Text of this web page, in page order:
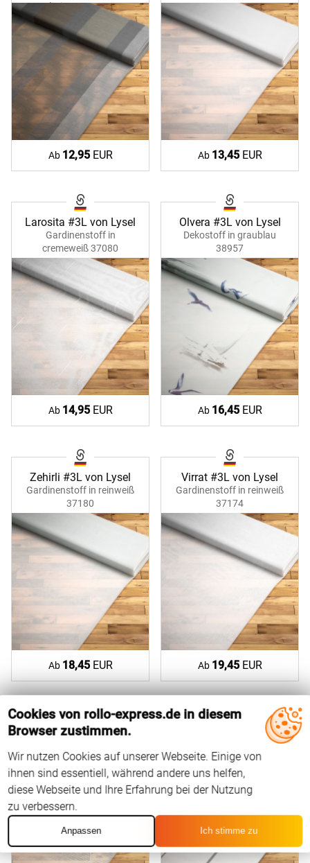
platingrau 37185
Ab 12,95EUR Ab 13,45EUR
Larosita #3L von Lysel
Gardinenstoff in
cremeweiß 37080
Ab 14,95EUR
Olvera #3L von Lysel
Dekostoff in graublau
38957
Ab 16,45EUR
Zehirli #3L von Lysel
Gardinenstoff in reinweiß
37180
Ab 18,45EUR
Virrat #3L von Lysel
Gardinenstoff in reinweiß
37174
Ab 19,45EUR
Arendal #3L von Lysel
cremeweiß 37197
Tingsryd #3L von Lysel
dunkelgrau 37198
Cookies von rollo-express.de in diesem
Browser zustimmen.
Wir nutzen Cookies auf unserer Webseite. Einige von
ihnen sind essentiell, während andere uns helfen,
diese Webseite und Ihre Erfahrung bei der Nutzung
zu verbessern.
Anpassen Ich stimme zu